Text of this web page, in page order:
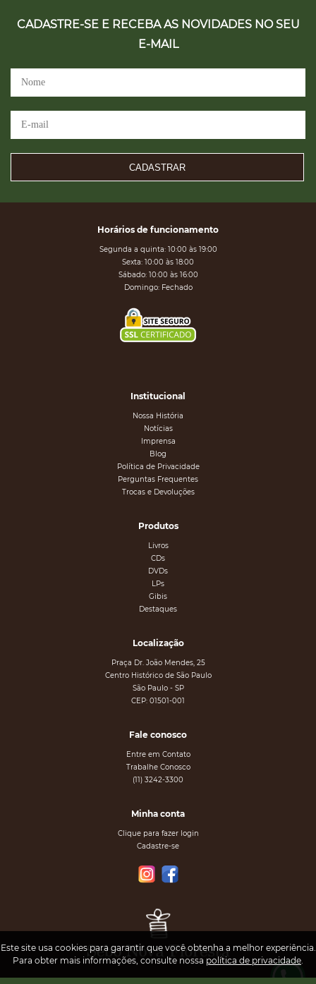
Este site usa cookies para garantir que você obtenha a melhor experiência.
Para obter mais informações, consulte nossa política de privacidade.
CADASTRE-SE E RECEBA AS NOVIDADES NO SEU
E-MAIL
CADASTRAR
Horários de funcionamento
Segunda a quinta: 10:00 às 19:00
Sexta: 10:00 às 18:00
Sábado: 10:00 às 16:00
Domingo: Fechado
Institucional
Nossa História
Notícias
Imprensa
Blog
Política de Privacidade
Perguntas Frequentes
Trocas e Devoluções
Produtos
Livros
CDs
DVDs
LPs
Gibis
Destaques
Localização
Praça Dr. João Mendes, 25
Centro Histórico de São Paulo
São Paulo - SP
CEP: 01501-001
Fale conosco
Entre em Contato
Trabalhe Conosco
(11) 3242-3300
Minha conta
Clique para fazer login
Cadastre-se